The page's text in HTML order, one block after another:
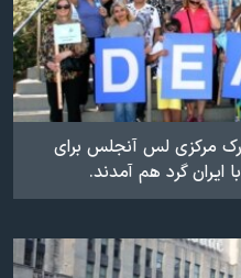
مرکزی لس آنجلس برای
ایران گرد هم آمدند.